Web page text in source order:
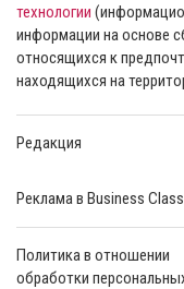
технологии
информации на основе
относящихся к
находящихся на
Редакция
Реклама в Business Class
Политика в отношении
обработки